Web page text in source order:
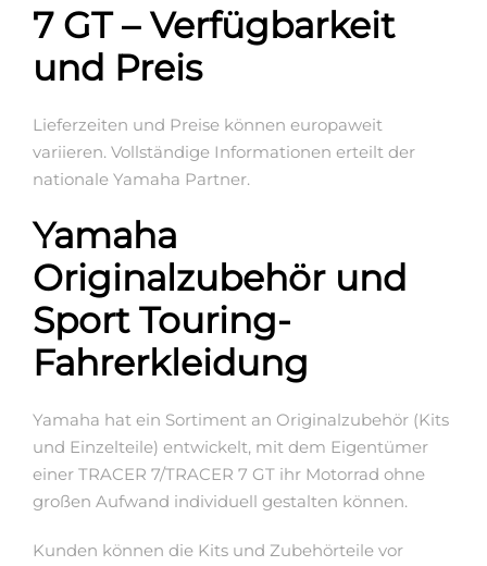
7 GT – Verfügbarkeit
und Preis
Lieferzeiten und Preise können europaweit
variieren. Vollständige Informationen erteilt der
nationale Yamaha Partner.
Yamaha
Originalzubehör und
Sport Touring-
Fahrerkleidung
Yamaha hat ein Sortiment an Originalzubehör (Kits
und Einzelteile) entwickelt, mit dem Eigentümer
einer TRACER 7/TRACER 7 GT ihr Motorrad ohne
großen Aufwand individuell gestalten können.
Kunden können die Kits und Zubehörteile vor